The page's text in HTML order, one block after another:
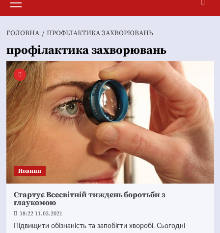
меню
ГОЛОВНА ПРОФІЛАКТИКА ЗАХВОРЮВАНЬ
профілактика захворювань
Новини
Стартує Всесвітній тиждень боротьби з
глаукомою
18:22 11.03.2021
Підвищити обізнаність та запобігти хворобі. Сьогодні